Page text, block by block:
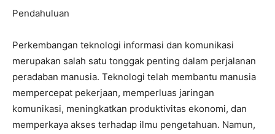
Pendahuluan
Perkembangan teknologi informasi dan komunikasi
merupakan salah satu tonggak penting dalam perjalanan
peradaban manusia. Teknologi telah membantu manusia
mempercepat pekerjaan, memperluas jaringan
komunikasi, meningkatkan produktivitas ekonomi, dan
memperkaya akses terhadap ilmu pengetahuan. Namun,